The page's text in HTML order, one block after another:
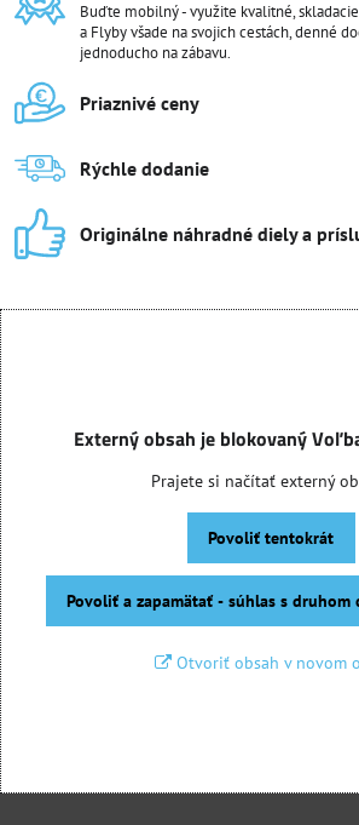
Buďte mobilný - využite kvalitné,
a Flyby všade na svojich cestách, denné
jednoducho na zábavu.
Priaznivé ceny
Rýchle dodanie
Originálne náhradné diely a
Externý obsah je blokovaný
Prajete si načítať externý
Povoliť tentokrát
Povoliť a zapamätať - súhlas s druhom
Otvoriť obsah v novom